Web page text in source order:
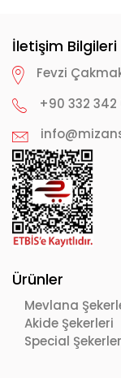
İletişim Bilgileri
Fevzi
+90 332 342
Ürünler
Mevlana
Akide Şekerleri
Special Şekerler